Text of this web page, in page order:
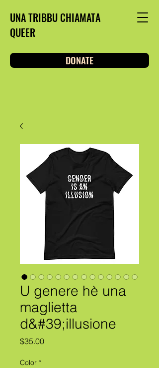
UNA TRIBBU CHIAMATA
QUEER
DONATE
U genere hè una
maglietta
d&#39;illusione
$35.00Price
Color *